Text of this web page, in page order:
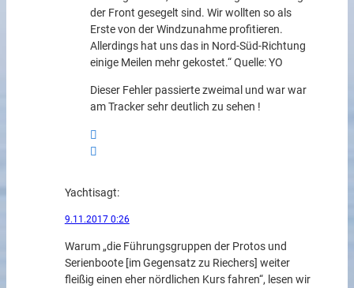
der Front gesegelt sind. Wir wollten so als
Erste von der Windzunahme profitieren.
Allerdings hat uns das in Nord-Süd-Richtung
einige Meilen mehr gekostet.“ Quelle: YO
Dieser Fehler passierte zweimal und war war
am Tracker sehr deutlich zu sehen !
Yachtisagt:
9.11.2017 0:26
Warum „die Führungsgruppen der Protos und
Serienboote [im Gegensatz zu Riechers] weiter
fleißig einen eher nördlichen Kurs fahren“, lesen wir